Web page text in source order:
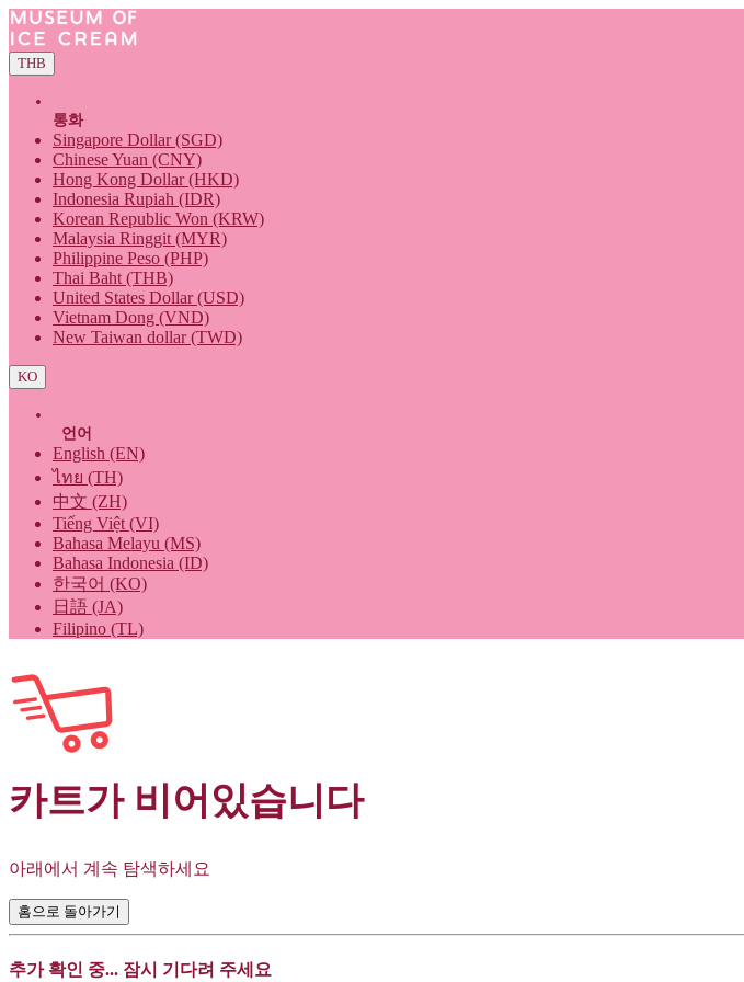
THB
통화
Singapore Dollar (SGD)
Chinese Yuan (CNY)
Hong Kong Dollar (HKD)
Indonesia Rupiah (IDR)
Korean Republic Won (KRW)
Malaysia Ringgit (MYR)
Philippine Peso (PHP)
Thai Baht (THB)
United States Dollar (USD)
Vietnam Dong (VND)
New Taiwan dollar (TWD)
KO
언어
English (EN)
ไทย (TH)
中文 (ZH)
Tiếng Việt (VI)
Bahasa Melayu (MS)
Bahasa Indonesia (ID)
한국어 (KO)
日語 (JA)
Filipino (TL)
카트가 비어있습니다
아래에서 계속 탐색하세요
홈으로 돌아가기
추가 확인 중... 잠시 기다려 주세요